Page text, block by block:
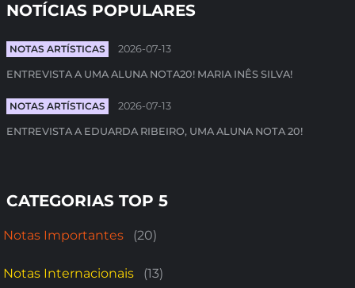
NOTÍCIAS POPULARES
NOTAS ARTÍSTICAS 2026-07-13
ENTREVISTA A UMA ALUNA NOTA20! MARIA INÊS SILVA!
NOTAS ARTÍSTICAS 2026-07-13
ENTREVISTA A EDUARDA RIBEIRO, UMA ALUNA NOTA 20!
CATEGORIAS TOP 5
Notas Importantes (20)
Notas Internacionais (13)